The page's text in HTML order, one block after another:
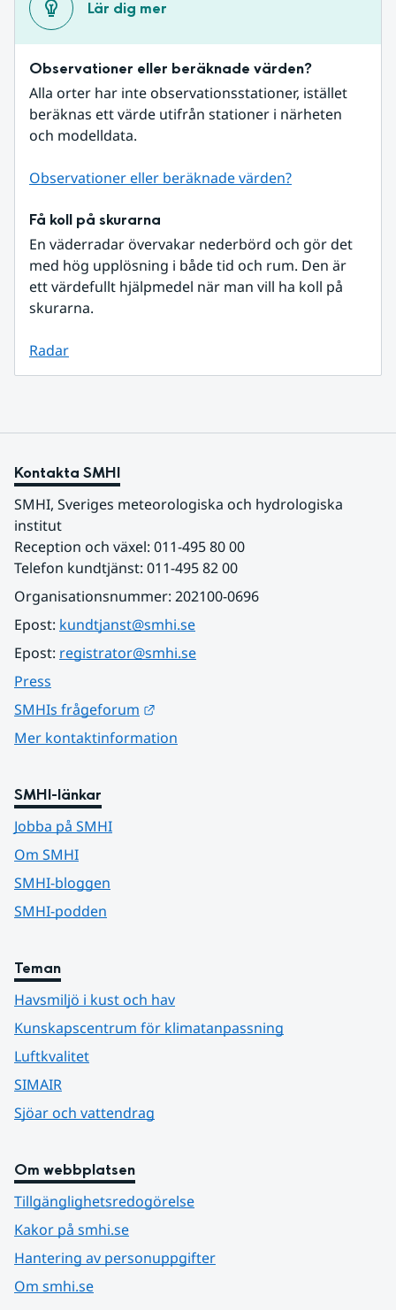
Lär dig mer
Observationer eller beräknade värden?
Alla orter har inte observationsstationer, istället
beräknas ett värde utifrån stationer i närheten
och modelldata.
Observationer eller beräknade värden?
Få koll på skurarna
En väderradar övervakar nederbörd och gör det
med hög upplösning i både tid och rum. Den är
ett värdefullt hjälpmedel när man vill ha koll på
skurarna.
Radar
Kontakta SMHI
SMHI, Sveriges meteorologiska och hydrologiska
institut
Reception och växel: 011-495 80 00
Telefon kundtjänst: 011-495 82 00
Organisationsnummer: 202100-0696
Epost: kundtjanst@smhi.se
Epost: registrator@smhi.se
Press
SMHIs frågeforum
Mer kontaktinformation
SMHI-länkar
Jobba på SMHI
Om SMHI
SMHI-bloggen
SMHI-podden
Teman
Havsmiljö i kust och hav
Kunskapscentrum för klimatanpassning
Luftkvalitet
SIMAIR
Sjöar och vattendrag
Om webbplatsen
Tillgänglighetsredogörelse
Kakor på smhi.se
Hantering av personuppgifter
Om smhi.se